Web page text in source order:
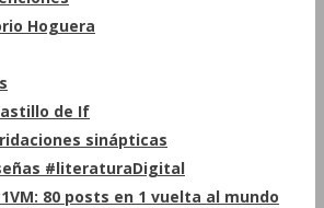
Hoguera
de If
sinápticas
#literaturaDigital
80 posts en 1 vuelta al mundo